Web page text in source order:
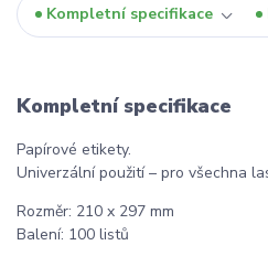
Kompletní specifikace
Kompletní specifikace
Papírové etikety.
Univerzální použití – pro všechna
Rozměr: 210 x 297 mm
Balení: 100 listů